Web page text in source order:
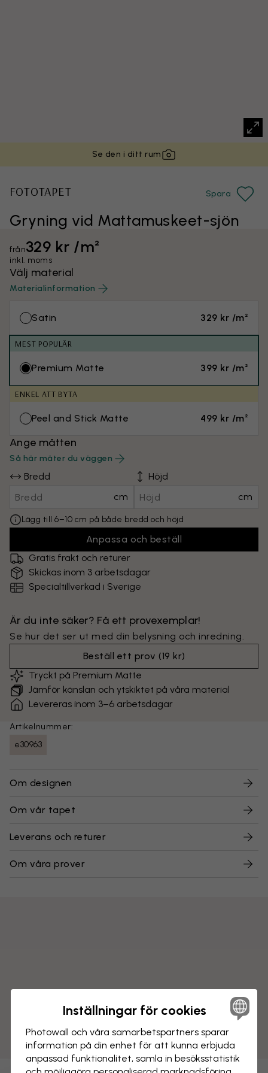
Se den i ditt rum
Gryning vid Mattamuskeet-sjön
FOTOTAPET Spara
från329 kr /m²
inkl. moms
Välj material
Materialinformation
Satin 329 kr /m²
MEST POPULÄR
Premium Matte 399 kr /m²
ENKEL ATT BYTA
Peel and Stick Matte 499 kr /m²
Ange måtten
Så här mäter du väggen
Bredd
cm
Höjd
cm
Lägg till 6–10 cm på både bredd och höjd
Anpassa och beställ
Gratis frakt och returer
Skickas inom 3 arbetsdagar
Specialtillverkad i Sverige
Är du inte säker? Få ett provexemplar!
Se hur det ser ut med din belysning och inredning.
Beställ ett prov (19 kr)
Tryckt på Premium Matte
Jämför känslan och ytskiktet på våra material
Levereras inom 3–6 arbetsdagar
Artikelnummer:
e30963
Om designen
Om vår tapet
Leverans och returer
Om våra prover
Inställningar för cookies
Photowall och våra samarbets­partners sparar
information på din enhet för att kunna erbjuda
anpassad funktionalitet, samla in besöks­statistik